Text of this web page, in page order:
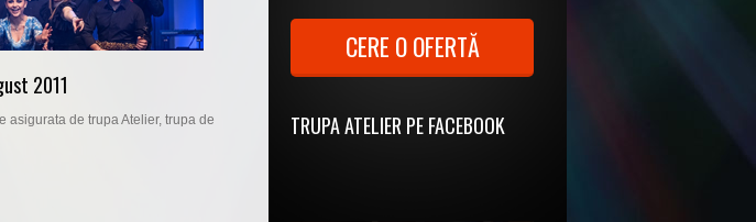
2011
asigurata de trupa Atelier, trupa de
CERE O OFERTĂ
TRUPA ATELIER PE FACEBOOK